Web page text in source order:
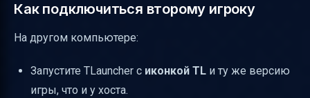
Как подключиться второму игроку
На другом компьютере:
Запустите TLauncher с иконкой TL и ту же версию
игры, что и у хоста.